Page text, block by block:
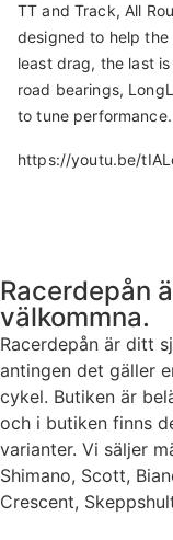
TT and Track, All
designed to help
least drag, the last
road bearings,
to tune performance.
https://youtu.be/
Racerdepån
välkommna.
Racerdepån är ditt
antingen det gäller
cykel. Butiken är
och i butiken finns
varianter. Vi säljer
Shimano, Scott,
Crescent,